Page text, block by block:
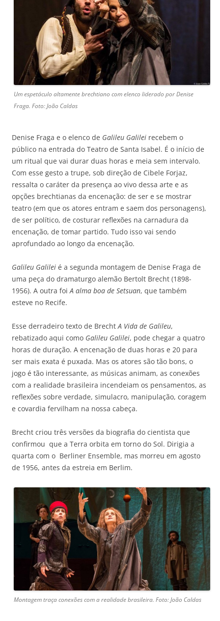
Um espetáculo altamente brechtiano com elenco liderado por Denise
Fraga. Foto: João Caldas
Denise Fraga e o elenco de Galileu Galilei recebem o
público na entrada do Teatro de Santa Isabel. É o início de
um ritual que vai durar duas horas e meia sem intervalo.
Com esse gesto a trupe, sob direção de Cibele Forjaz,
ressalta o caráter da presença ao vivo dessa arte e as
opções brechtianas da encenação: de ser e se mostrar
teatro (em que os atores entram e saem dos personagens),
de ser político, de costurar reflexões na carnadura da
encenação, de tomar partido. Tudo isso vai sendo
aprofundado ao longo da encenação.
Galileu Galilei é a segunda montagem de Denise Fraga de
uma peça do dramaturgo alemão Bertolt Brecht (1898-
1956). A outra foiA alma boa de Setsuan, que também
esteve no Recife.
Esse derradeiro texto de BrechtA Vida de Galileu,
rebatizado aqui como Galileu Galilei, pode chegar a quatro
horas de duração. A encenação de duas horas e 20 para
ser mais exata é puxada. Mas os atores são tão bons, o
jogo é tão interessante, as músicas animam, as conexões
com a realidade brasileira incendeiam os pensamentos, as
reflexões sobre verdade, simulacro, manipulação, coragem
e covardia fervilham na nossa cabeça.
Brecht criou três versões da biografia do cientista que
confirmou que a Terra orbita em torno do Sol. Dirigia a
quarta com o Berliner Ensemble, mas morreu em agosto
de 1956, antes da estreia em Berlim.
Montagem traça conexões com a realidade brasileira. Foto: João Caldas